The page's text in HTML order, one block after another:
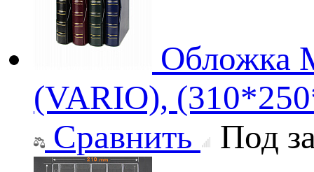
Обложка
(VARIO),
Сравнить
Под